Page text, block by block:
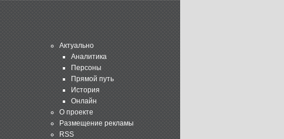
Актуально
Аналитика
Персоны
Прямой путь
История
Онлайн
О проекте
Размещение рекламы
RSS